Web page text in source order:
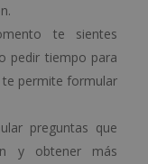
te sientes
pedir tiempo para
te permite formular
preguntas que
y obtener más